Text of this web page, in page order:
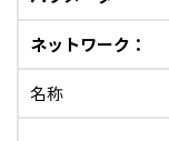
ネットワーク：
名称